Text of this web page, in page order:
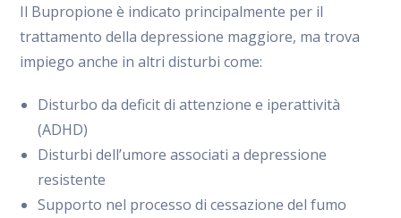
Il Bupropione è indicato principalmente per il
trattamento della depressione maggiore, ma trova
impiego anche in altri disturbi come:
Disturbo da deficit di attenzione e iperattività
(ADHD)
Disturbi dell’umore associati a depressione
resistente
Supporto nel processo di cessazione del fumo